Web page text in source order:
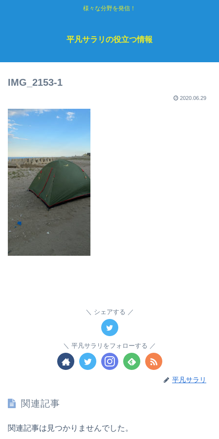
様々な分野を発信！
平凡サラリの役立つ情報
IMG_2153-1
2020.06.29
シェアする
平凡サラリをフォローする
平凡サラリ
関連記事
関連記事は見つかりませんでした。